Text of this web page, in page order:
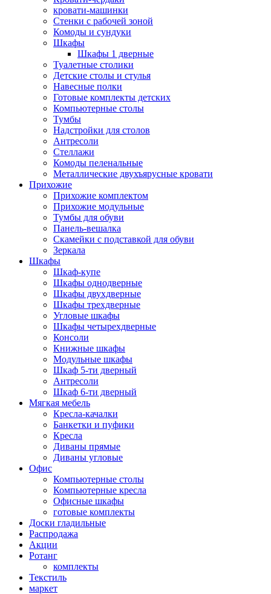
кровати-машинки
Стенки с рабочей зоной
Комоды и сундуки
Шкафы
Шкафы 1 дверные
Туалетные столики
Детские столы и стулья
Навесные полки
Готовые комплекты детских
Компьютерные столы
Тумбы
Надстройки для столов
Антресоли
Стеллажи
Комоды пеленальные
Металлические двухъярусные кровати
Прихожие
Прихожие комплектом
Прихожие модульные
Тумбы для обуви
Панель-вешалка
Скамейки с подставкой для обуви
Зеркала
Шкафы
Шкаф-купе
Шкафы однодверные
Шкафы двухдверные
Шкафы трехдверные
Угловые шкафы
Шкафы четырехдверные
Консоли
Книжные шкафы
Модульные шкафы
Шкаф 5-ти дверный
Антресоли
Шкаф 6-ти дверный
Мягкая мебель
Кресла-качалки
Банкетки и пуфики
Кресла
Диваны прямые
Диваны угловые
Офис
Компьютерные столы
Компьютерные кресла
Офисные шкафы
готовые комплекты
Доски гладильные
Распродажа
Акции
Ротанг
комплекты
Текстиль
маркет